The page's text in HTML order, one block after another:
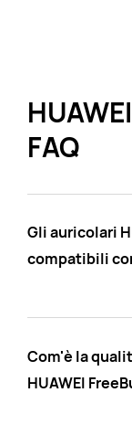
FAQ
Gli auricolari
compatibili
Com'è la
HUAWEI